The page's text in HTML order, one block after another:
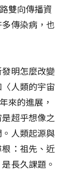
雙向傳播資
傳染病，也
明怎麼改變
人類的宇宙
來的進展，
超乎想像之
人類起源與
：祖先、近
長久課題。